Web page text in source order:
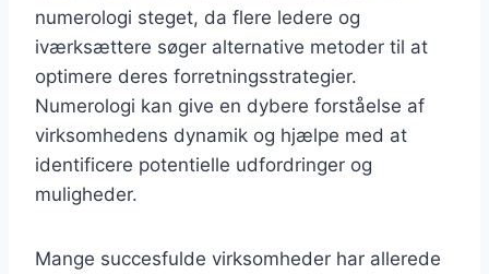
numerologi steget, da flere ledere og
iværksættere søger alternative metoder til at
optimere deres forretningsstrategier.
Numerologi kan give en dybere forståelse af
virksomhedens dynamik og hjælpe med at
identificere potentielle udfordringer og
muligheder.
Mange succesfulde virksomheder har allerede